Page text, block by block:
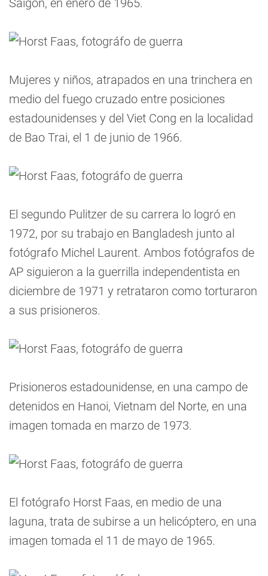
Saigón, en enero de 1965.
Mujeres y niños, atrapados en una trinchera en
medio del fuego cruzado entre posiciones
estadounidenses y del Viet Cong en la localidad
de Bao Trai, el 1 de junio de 1966.
El segundo Pulitzer de su carrera lo logró en
1972, por su trabajo en Bangladesh junto al
fotógrafo Michel Laurent. Ambos fotógrafos de
AP siguieron a la guerrilla independentista en
diciembre de 1971 y retrataron como torturaron
a sus prisioneros.
Prisioneros estadounidense, en una campo de
detenidos en Hanoi, Vietnam del Norte, en una
imagen tomada en marzo de 1973.
El fotógrafo Horst Faas, en medio de una
laguna, trata de subirse a un helicóptero, en una
imagen tomada el 11 de mayo de 1965.